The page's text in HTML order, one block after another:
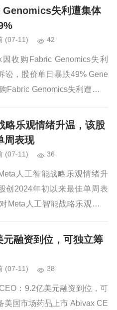
股保持谨慎，她表示，更多迹
芯片...
失利遭集体
(07-11) 42
因收购Fabric Genomics失利
讼，股价单日暴跌49% Gene
Fabric Genomics失利遭集体
略乐观情绪升温，该股
周表现
(07-11) 36
人工智能战略乐观情绪升
创2024年初以来最佳单周表
Meta人工智能战略乐观情绪
心要点...
融资到位，可独立筹
(07-11) 38
：9.2亿美元融资到位，可
美国市场药品上市 Abivax CE